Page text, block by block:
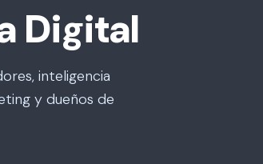
Digital
inteligencia
y dueños de